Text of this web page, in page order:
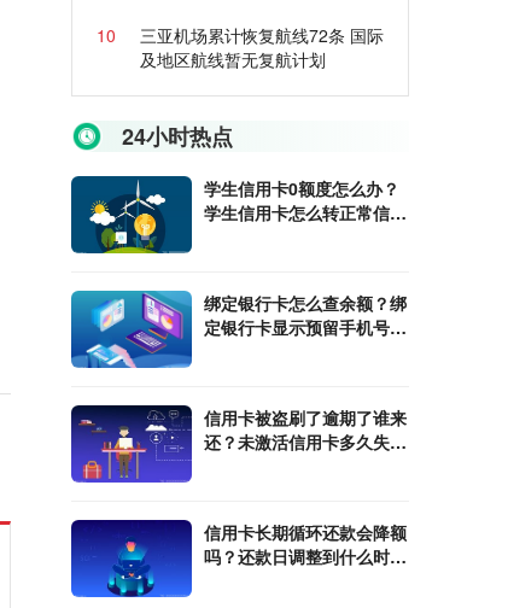
10
三亚机场累计恢复航线72条 国际
及地区航线暂无复航计划
24小时热点
学生信用卡0额度怎么办？
学生信用卡怎么转正常信用
绑定银行卡怎么查余额？绑
定银行卡显示预留手机号不
信用卡被盗刷了逾期了谁来
还？未激活信用卡多久失
信用卡长期循环还款会降额
吗？还款日调整到什么时候